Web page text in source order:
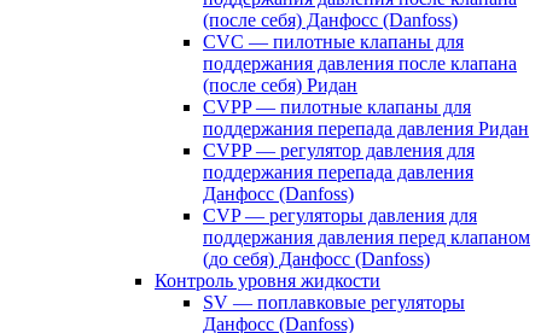
(после себя) Данфосс (Danfoss)
CVС — пилотные клапаны для
поддержания давления после клапана
(после себя) Ридан
CVPP — пилотные клапаны для
поддержания перепада давления Ридан
CVPP — регулятор давления для
поддержания перепада давления
Данфосс (Danfoss)
CVP — регуляторы давления для
поддержания давления перед клапаном
(до себя) Данфосс (Danfoss)
Контроль уровня жидкости
SV — поплавковые регуляторы
Данфосс (Danfoss)